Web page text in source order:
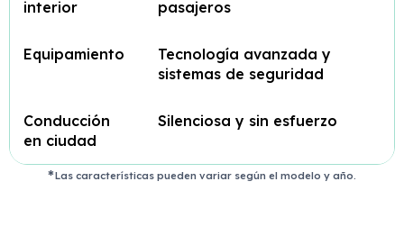
interior
pasajeros
Equipamiento
Tecnología avanzada y
sistemas de seguridad
Conducción
en ciudad
Silenciosa y sin esfuerzo
Las características pueden variar según el modelo y año.